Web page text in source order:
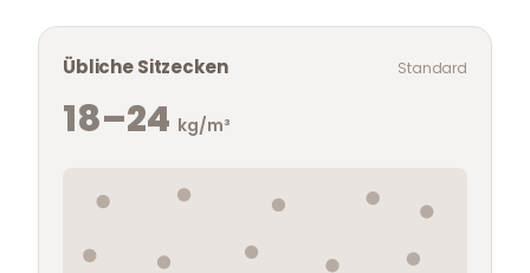
Übliche Sitzecken Standard
18–24 kg/m³